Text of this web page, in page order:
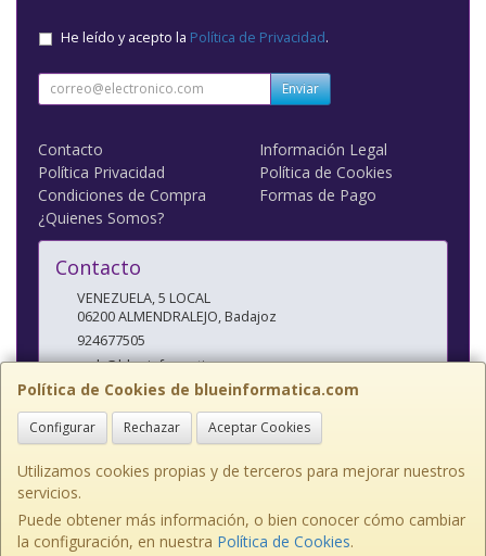
Política de Cookies de blueinformatica.com
Configurar Rechazar Aceptar Cookies
Utilizamos cookies propias y de terceros para mejorar nuestros
servicios.
Puede obtener más información, o bien conocer cómo cambiar
la configuración, en nuestra Política de Cookies.
He leído y acepto la Política de Privacidad.
Enviar
Contacto
Información Legal
Política Privacidad
Política de Cookies
Condiciones de Compra
Formas de Pago
¿Quienes Somos?
Contacto
VENEZUELA, 5 LOCAL
06200ALMENDRALEJO,Badajoz
924677505
web@blueinformatica.com
Horario
10 a 14 Y 17 a 20:30
, , , , España. - C.I.F.: 33978505F - Tfno: